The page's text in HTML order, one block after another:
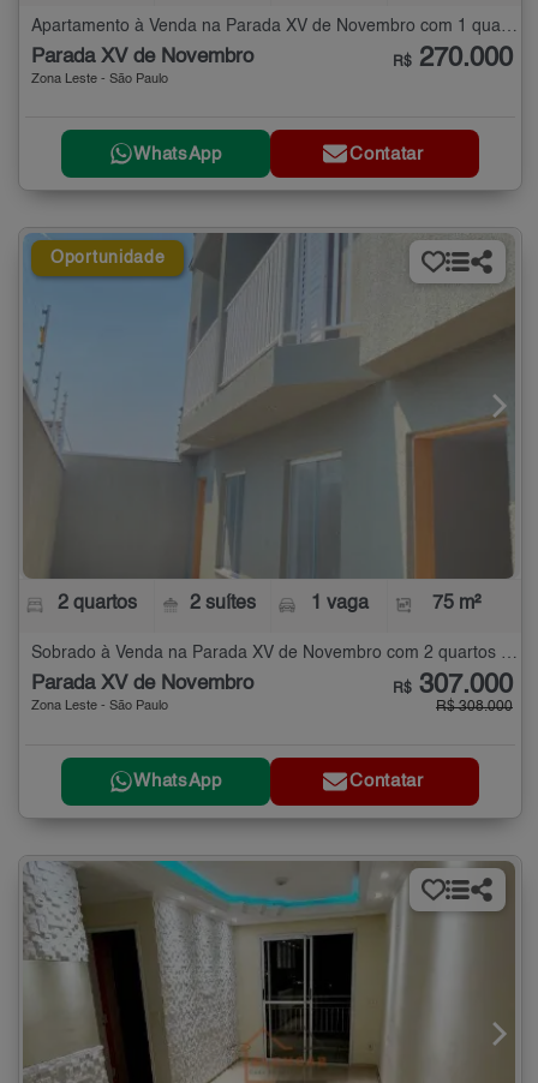
Apartamento à Venda na Parada XV de Novembro com 1 quarto - 35 m²
Parada XV de Novembro
Zona Leste - São Paulo
R$ 270.000
WhatsApp Contatar
Oportunidade
2 quartos 2 suítes 1 vaga 75 m²
Sobrado à Venda na Parada XV de Novembro com 2 quartos - 75 m²
Parada XV de Novembro
Zona Leste - São Paulo
R$ 307.000
R$ 308.000
WhatsApp Contatar